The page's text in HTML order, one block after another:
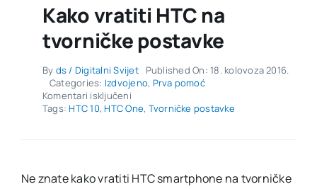
Kako vratiti HTC na
tvorničke postavke
By ds / Digitalni Svijet
Published On: 18. kolovoza 2016.
Categories: Izdvojeno, Prva pomoć
Komentari isključeniza
Kako
postavke
Tags:HTC 10,HTC One, Tvorničke postavke
Ne znate kako vratiti HTC smartphone na tvorničke